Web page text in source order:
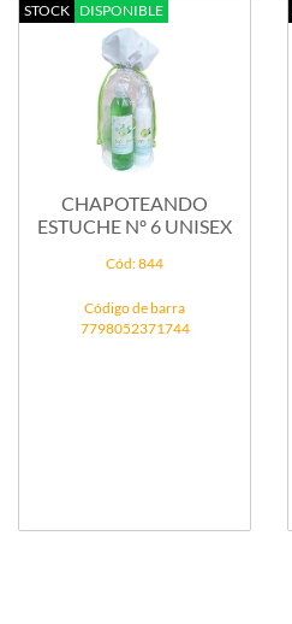
STOCK DISPONIBLE
CHAPOTEANDO
ESTUCHE Nº 6 UNISEX
Cód: 844
Código de barra
7798052371744